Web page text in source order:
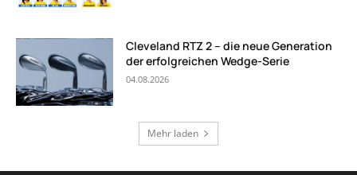
Cleveland RTZ 2 – die neue Generation
der erfolgreichen Wedge-Serie
04.08.2026
Mehr laden